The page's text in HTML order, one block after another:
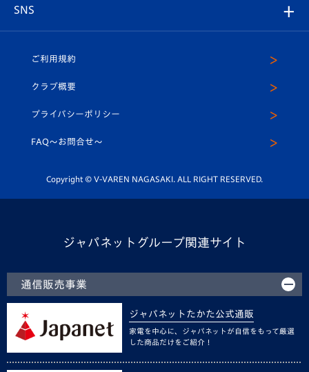
ホームタウン
平和祈念活動
ホームタウン活動
U-18
スクール
SNS
ヴィヴィくんインスタグラム
公式LINE＠
ご利用規約
クラブ概要
プライバシーポリシー
FAQ〜お問合せ〜
Copyright © V-VAREN NAGASAKI. ALL RIGHT RESERVED.
ジャパネットグループ関連サイト
通信販売事業
ジャパネットたかた公式通販
家電を中心に、ジャパネットが自信をもって厳選
した商品だけをご紹介！